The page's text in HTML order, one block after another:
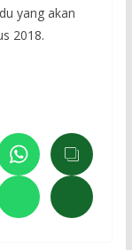
yang akan
2018.